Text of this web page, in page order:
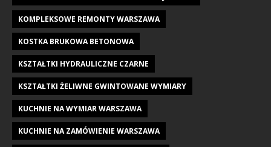
KOMPLEKSOWE REMONTY WARSZAWA
KOSTKA BRUKOWA BETONOWA
KSZTAŁTKI HYDRAULICZNE CZARNE
KSZTAŁTKI ŻELIWNE GWINTOWANE WYMIARY
KUCHNIE NA WYMIAR WARSZAWA
KUCHNIE NA ZAMÓWIENIE WARSZAWA